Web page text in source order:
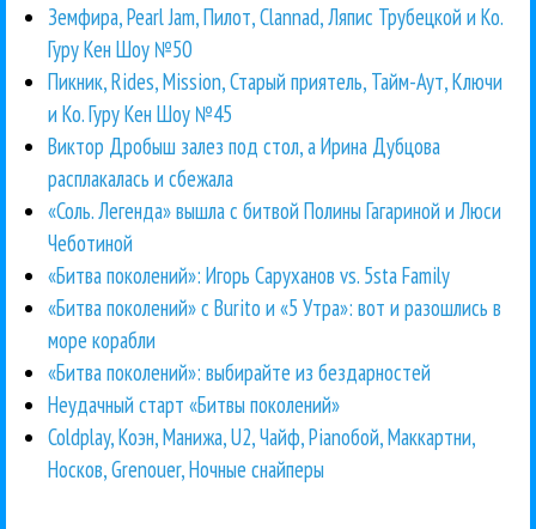
Земфира, Pearl Jam, Пилот, Clannad, Ляпис Трубецкой и Ко.
Гуру Кен Шоу №50
Пикник, Rides, Mission, Старый приятель, Тайм-Аут, Ключи
и Ко. Гуру Кен Шоу №45
Виктор Дробыш залез под стол, а Ирина Дубцова
расплакалась и сбежала
«Соль. Легенда» вышла с битвой Полины Гагариной и Люси
Чеботиной
«Битва поколений»: Игорь Саруханов vs. 5sta Family
«Битва поколений» с Burito и «5 Утра»: вот и разошлись в
море корабли
«Битва поколений»: выбирайте из бездарностей
Неудачный старт «Битвы поколений»
Coldplay, Коэн, Манижа, U2, Чайф, Pianoбой, Маккартни,
Носков, Grenouer, Ночные снайперы